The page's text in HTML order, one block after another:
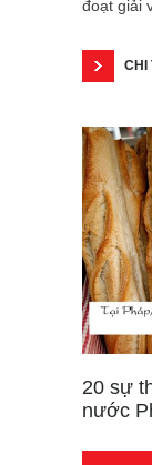
đoạt giải
CHI
20 sự
nước